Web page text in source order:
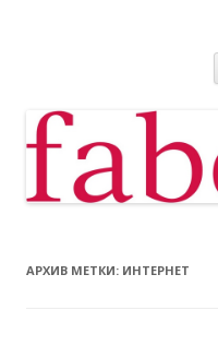
АРХИВ МЕТКИ: ИНТЕРНЕТ